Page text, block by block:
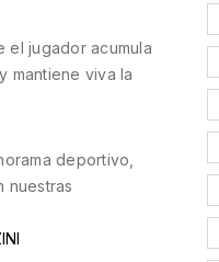
el jugador acumula
mantiene viva la
deportivo,
nuestras